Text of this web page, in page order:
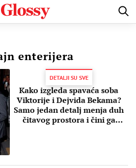
ZDRAVI I SREĆNI LJUBAV
enterijera
DETALJI SU SVE
Kako izgleda spavaća soba
Viktorije i Dejvida Bekama?
Samo jedan detalj menja duh
čitavog prostora i čini ga